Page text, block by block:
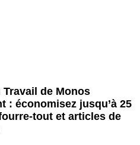
de Monos
: économisez jusqu’à 25
tout et articles de